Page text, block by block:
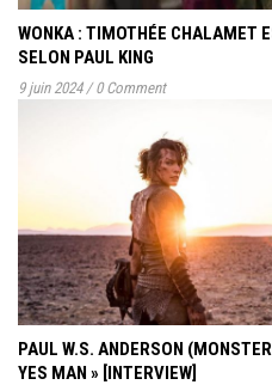
WONKA : TIMOTHÉE CHALAMET
SELON PAUL KING
9 juin 2024 / 0 Comment
PAUL W.S. ANDERSON
YES MAN » [INTERVIEW]